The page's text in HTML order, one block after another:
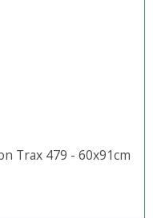
Trax 479 - 60x91cm